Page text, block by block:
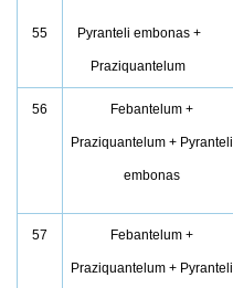
55 Pyranteli embonas +
Praziquantelum
56 Febantelum +
Praziquantelum + Pyranteli
embonas
57 Febantelum +
Praziquantelum + Pyranteli